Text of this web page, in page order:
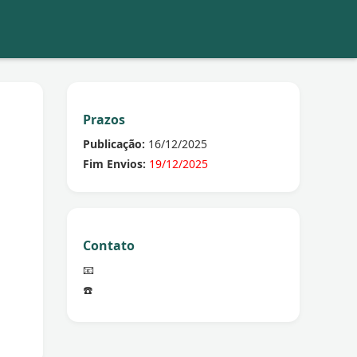
Prazos
Publicação: 16/12/2025
Fim Envios: 19/12/2025
Contato
📧
☎️